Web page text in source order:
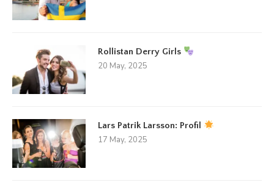
Rollistan Derry Girls
20 May, 2025
Lars Patrik Larsson: Profil
17 May, 2025